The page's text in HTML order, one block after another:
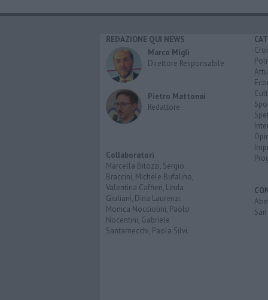
REDAZIONE QUI NEWS
Marco Migli
Direttore Responsabile
Pietro Mattonai
Redattore
Collaboratori
Marcella Bitozzi, Sergio
Braccini, Michele Bufalino,
Valentina Caffieri, Linda
Giuliani, Dina Laurenzi,
Monica Nocciolini, Paolo
Nocentini, Gabriele
Santarnecchi, Paola Silvi.